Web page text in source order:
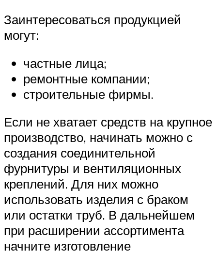
Заинтересоваться продукцией
могут:
частные лица;
ремонтные компании;
строительные фирмы.
Если не хватает средств на крупное
производство, начинать можно с
создания соединительной
фурнитуры и вентиляционных
креплений. Для них можно
использовать изделия с браком
или остатки труб. В дальнейшем
при расширении ассортимента
начните изготовление